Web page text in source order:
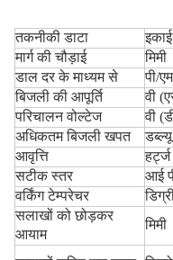
तकनीकी डाटा इकाई
मार्ग की चौड़ाई
मिमी
डाल दर के माध्यम से
पी/एम
बिजली की आपूर्ति
वी
परिचालन वोल्टेज
वी
अधिकतम बिजली खपत
डब्ल्यू
आवृत्ति
हर्ट्ज
सटीक स्तर
आई
वर्किंग टेम्परेचर
सलाखों को छोड़कर
आयाम
मिमी